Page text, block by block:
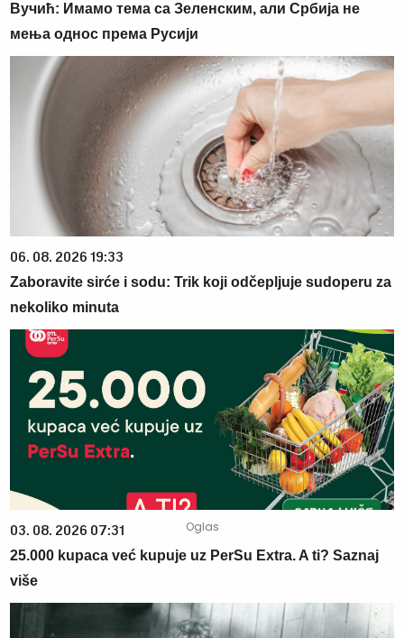
Вучић: Имамо тема са Зеленским, али Србија не
мења однос према Русији
06. 08. 2026 19:33
Zaboravite sirće i sodu: Trik koji odčepljuje sudoperu za
nekoliko minuta
03. 08. 2026 07:31
25.000 kupaca već kupuje uz PerSu Extra. A ti? Saznaj
više